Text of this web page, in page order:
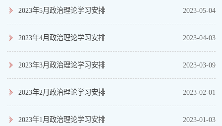
2023年5月政治理论学习安排 2023-05-04
2023年4月政治理论学习安排 2023-04-03
2023年3月政治理论学习安排 2023-03-09
2023年2月政治理论学习安排 2023-02-01
2023年1月政治理论学习安排 2023-01-03